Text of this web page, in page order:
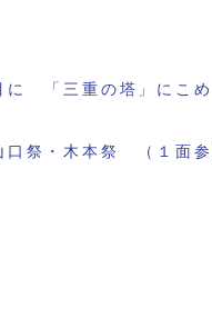
に 「三重の塔」にこ
祭・木本祭 （１面参